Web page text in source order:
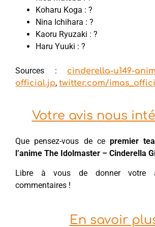
Koharu Koga : ?
Nina Ichihara : ?
Kaoru Ryuzaki : ?
Haru Yuuki : ?
Sources : cinderella-u149-
official.jp, twitter.com/
Votre avis nous
Que pensez-vous de cepremier
l’anime The Idolmaster – Cinderella
Libre à vous de donner votre
commentaires !
En savoir